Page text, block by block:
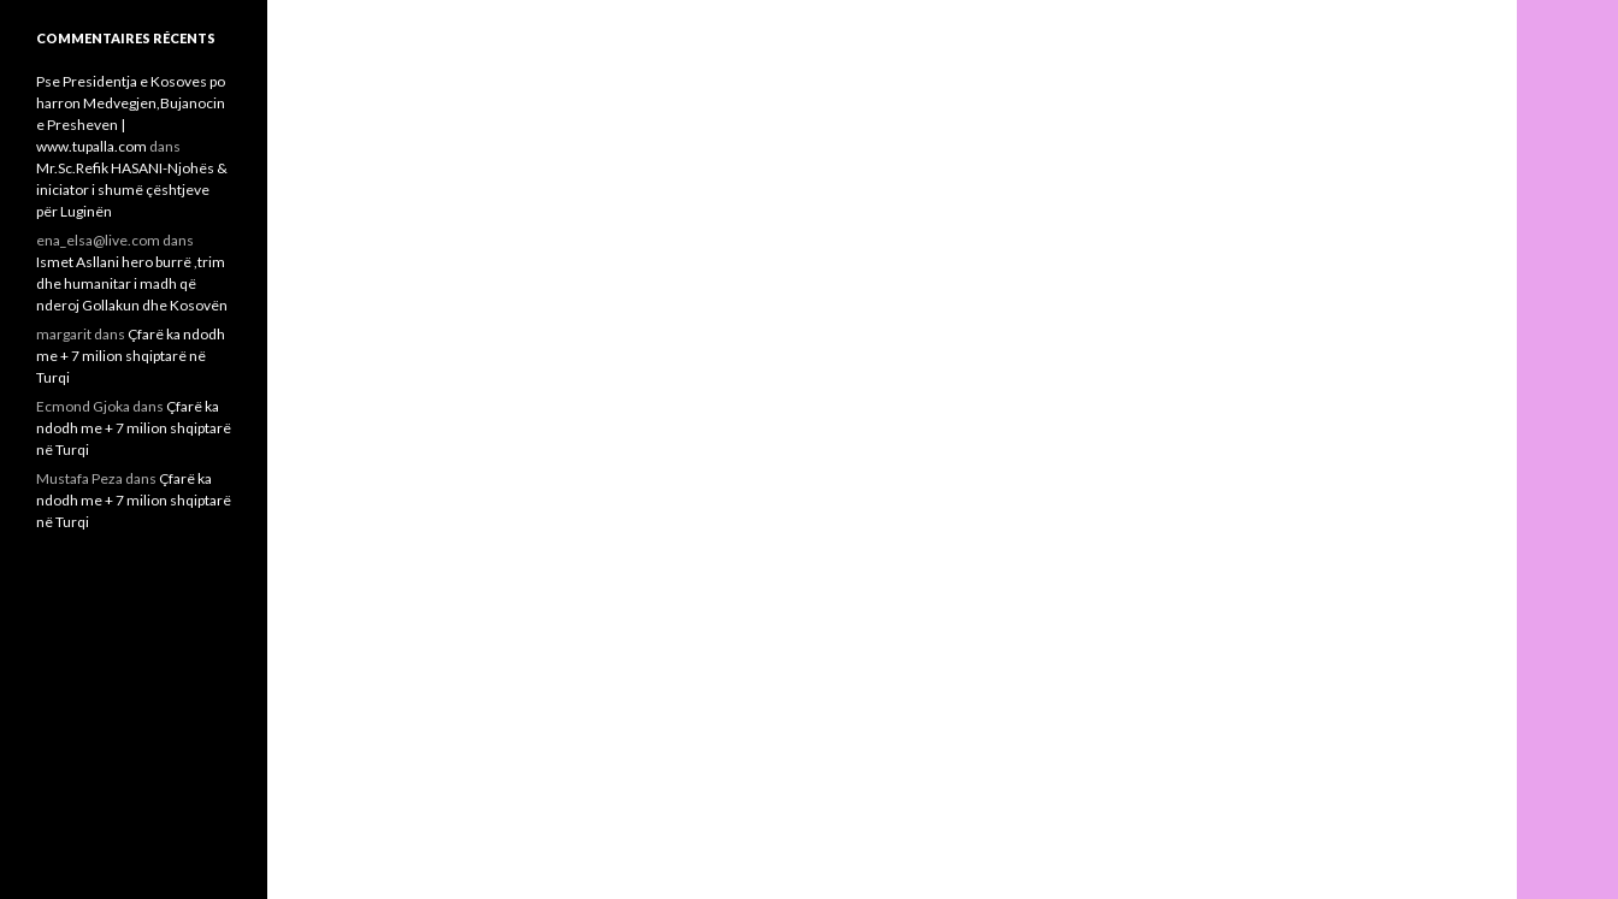
COMMENTAIRES RÉCENTS
Pse Presidentja e Kosoves po
harron Medvegjen,Bujanocin
e Presheven |
www.tupalla.com dans
Mr.Sc.Refik HASANI-Njohës &
iniciator i shumë çështjeve
për Luginën
ena_elsa@live.com dans
Ismet Asllani hero burrë ,trim
dhe humanitar i madh që
nderoj Gollakun dhe Kosovën
margarit dans Çfarë ka ndodh
me + 7 milion shqiptarë në
Turqi
Ecmond Gjoka dans Çfarë ka
ndodh me + 7 milion shqiptarë
në Turqi
Mustafa Peza dans Çfarë ka
ndodh me + 7 milion shqiptarë
në Turqi